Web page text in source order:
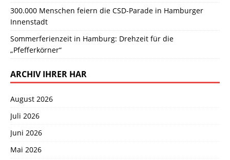
300.000 Menschen feiern die CSD-Parade in Hamburger
Innenstadt
Sommerferienzeit in Hamburg: Drehzeit für die
„Pfefferkörner“
ARCHIV IHRER HAR
August 2026
Juli 2026
Juni 2026
Mai 2026